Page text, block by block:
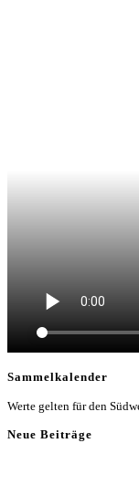
Sammelkalender
Werte gelten für den
Neue Beiträge